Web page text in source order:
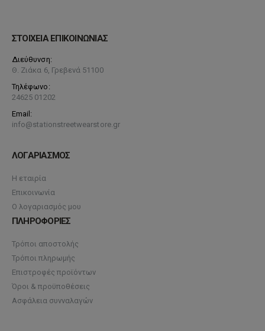
ΣΤΟΙΧΕΙΑ ΕΠΙΚΟΙΝΩΝΙΑΣ
Διεύθυνση:
Θ. Ζιάκα 6, Γρεβενά 51100
Τηλέφωνο:
24625 01202
Email:
info@stationstreetwearstore.gr
ΛΟΓΑΡΙΑΣΜΟΣ
Η εταιρία
Επικοινωνία
Ο λογαριασμός μου
ΠΛΗΡΟΦΟΡΙΕΣ
Τρόποι αποστολής
Τρόποι πληρωμής
Επιστροφές προϊόντων
Όροι & προϋποθέσεις
Ασφάλεια συνναλαγών